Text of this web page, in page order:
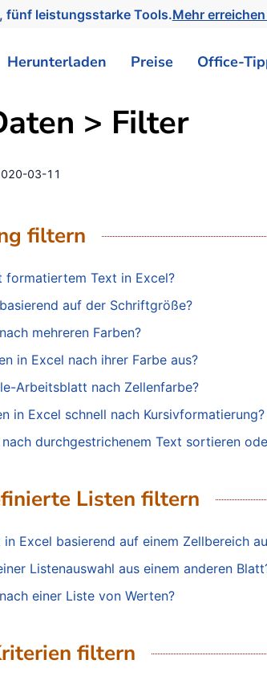
leistungsstarke Tools.Mehr
Herunterladen Preise Office-
> Filter
03-11
filtern
Text in Excel?
auf der Schriftgröße?
mehreren Farben?
in Excel nach ihrer Farbe aus?
Arbeitsblatt nach Zellenfarbe?
in Excel schnell nach Kursivformatierung?
durchgestrichenem Text sortieren
Listen filtern
Excel basierend auf einem Zellbereich
Listenauswahl aus einem anderen
einer Liste von Werten?
filtern